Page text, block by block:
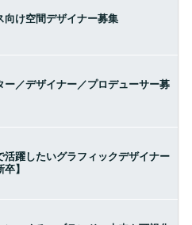
向け空間デザイナー募集
ー／デザイナー／プロデューサー募
活躍したいグラフィックデザイナー
】